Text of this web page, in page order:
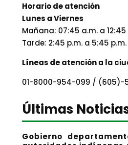
Horario de atención
Lunes a Viernes
Mañana: 07:45 a.m. a 12:45
Tarde: 2:45 p.m. a 5:45 p.m.
Líneas de atención a la
01-8000-954-099 / (605)-
Últimas
Gobierno